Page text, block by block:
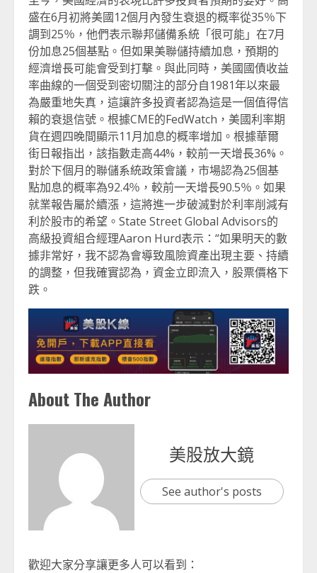
盛在6月初將美國12個月內發生衰退的概率從35％下
調到25％，他們表示聯邦儲備系統「很可能」在7月
份加息25個基點。但如果美聯儲持續加息，預期的
經濟增長可能會受到打擊。與此同時，美國國債收益
率曲線的一個受到密切關注的部分自1981年以來最
為嚴重地失真，這讓許多投資者認為這是一個值得信
賴的衰退信號。根據CME的FedWatch，美國利率期
貨在週四晚間顯示11月加息的概率增加。根據華爾
街日報指出，該指數走高44%，較前一天增長36%。
對於下個月的聯儲系統政策會議，市場認為25個基
點加息的概率為92.4％，較前一天增長90.5％。如果
就業報告屬於續漲，這將進一步破滅對於利率削減有
利於股市的希望。State Street Global Advisors的
高級投資組合經理Aaron Hurd表示：“如果明天的數
據非常好，我不認為會導致風險資產出現主要、持續
的調整，但我確實認為，資金立即流入，股票價格下
跌。
About The Author
美股放大鏡
See author's posts
歡迎大家分享讓更多人可以看到：